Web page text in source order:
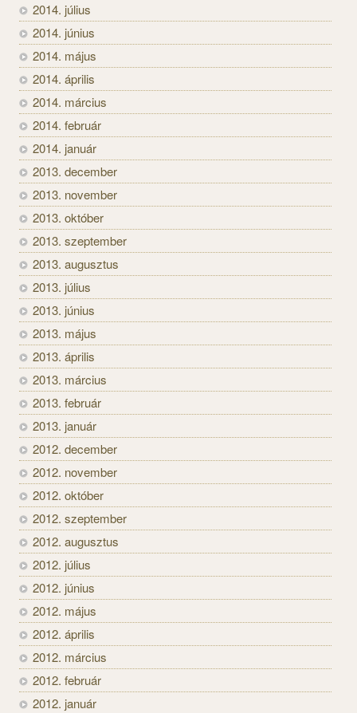
2014. július
2014. június
2014. május
2014. április
2014. március
2014. február
2014. január
2013. december
2013. november
2013. október
2013. szeptember
2013. augusztus
2013. július
2013. június
2013. május
2013. április
2013. március
2013. február
2013. január
2012. december
2012. november
2012. október
2012. szeptember
2012. augusztus
2012. július
2012. június
2012. május
2012. április
2012. március
2012. február
2012. január